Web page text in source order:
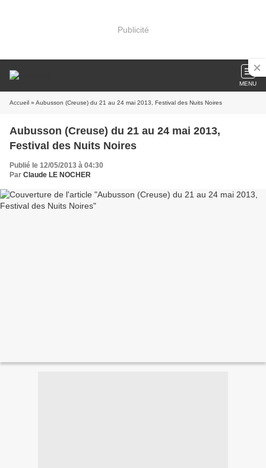
Publicité
MENU
Accueil » Aubusson (Creuse) du 21 au 24 mai 2013, Festival des Nuits Noires
Aubusson (Creuse) du 21 au 24 mai 2013,
Festival des Nuits Noires
Publié le 12/05/2013 à 04:30
Par Claude LE NOCHER